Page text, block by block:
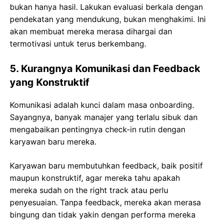
bukan hanya hasil. Lakukan evaluasi berkala dengan
pendekatan yang mendukung, bukan menghakimi. Ini
akan membuat mereka merasa dihargai dan
termotivasi untuk terus berkembang.
5. Kurangnya Komunikasi dan Feedback
yang Konstruktif
Komunikasi adalah kunci dalam masa onboarding.
Sayangnya, banyak manajer yang terlalu sibuk dan
mengabaikan pentingnya check-in rutin dengan
karyawan baru mereka.
Karyawan baru membutuhkan feedback, baik positif
maupun konstruktif, agar mereka tahu apakah
mereka sudah on the right track atau perlu
penyesuaian. Tanpa feedback, mereka akan merasa
bingung dan tidak yakin dengan performa mereka